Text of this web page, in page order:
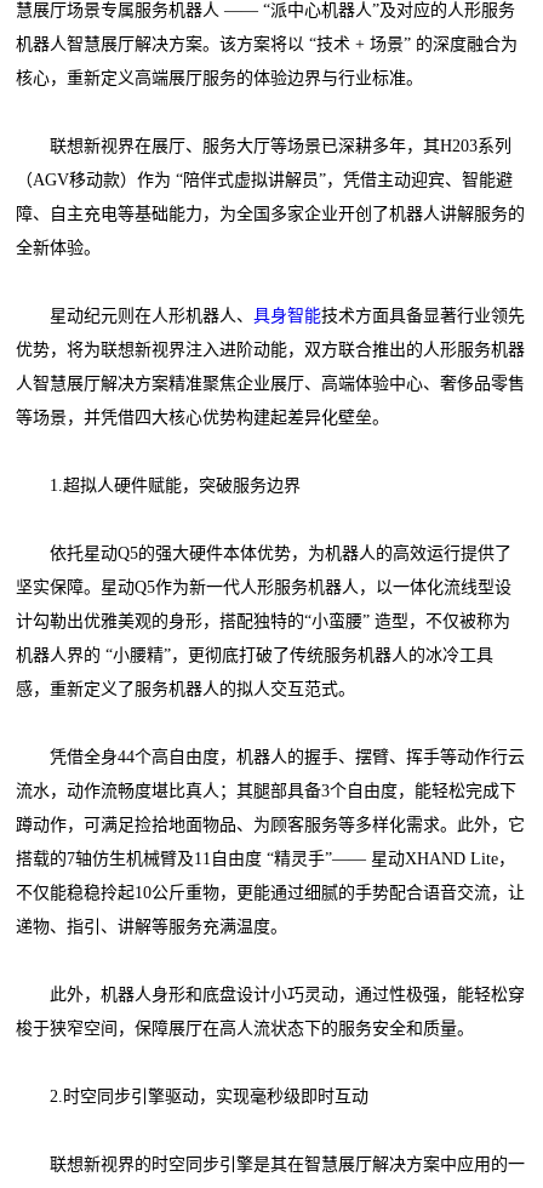
慧展厅场景专属服务机器人 —— “派中心机器人”及对应的人形服务
机器人智慧展厅解决方案。该方案将以 “技术 + 场景” 的深度融合为
核心，重新定义高端展厅服务的体验边界与行业标准。
联想新视界在展厅、服务大厅等场景已深耕多年，其H203系列
（AGV移动款）作为 “陪伴式虚拟讲解员”，凭借主动迎宾、智能避
障、自主充电等基础能力，为全国多家企业开创了机器人讲解服务的
全新体验。
星动纪元则在人形机器人、具身智能技术方面具备显著行业领先
优势，将为联想新视界注入进阶动能，双方联合推出的人形服务机器
人智慧展厅解决方案精准聚焦企业展厅、高端体验中心、奢侈品零售
等场景，并凭借四大核心优势构建起差异化壁垒。
1.超拟人硬件赋能，突破服务边界
依托星动Q5的强大硬件本体优势，为机器人的高效运行提供了
坚实保障。星动Q5作为新一代人形服务机器人，以一体化流线型设
计勾勒出优雅美观的身形，搭配独特的“小蛮腰” 造型，不仅被称为
机器人界的 “小腰精”，更彻底打破了传统服务机器人的冰冷工具
感，重新定义了服务机器人的拟人交互范式。
凭借全身44个高自由度，机器人的握手、摆臂、挥手等动作行云
流水，动作流畅度堪比真人；其腿部具备3个自由度，能轻松完成下
蹲动作，可满足捡拾地面物品、为顾客服务等多样化需求。此外，它
搭载的7轴仿生机械臂及11自由度 “精灵手”—— 星动XHAND Lite，
不仅能稳稳拎起10公斤重物，更能通过细腻的手势配合语音交流，让
递物、指引、讲解等服务充满温度。
此外，机器人身形和底盘设计小巧灵动，通过性极强，能轻松穿
梭于狭窄空间，保障展厅在高人流状态下的服务安全和质量。
2.时空同步引擎驱动，实现毫秒级即时互动
联想新视界的时空同步引擎是其在智慧展厅解决方案中应用的一